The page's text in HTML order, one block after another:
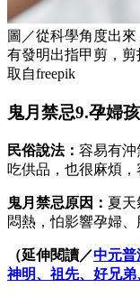
圖／從科學角度出
有發明出指甲剪，剪
取自freepik
鬼月禁忌9.孕婦
民俗說法： 容易有沖
吃供品，也很麻煩，
鬼月禁忌原因： 夏天
悶熱，怕影響孕婦、
（延伸閱讀／中元普
神明、祖先、好兄